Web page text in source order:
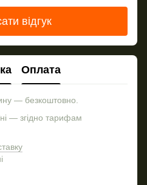
відгук
Оплата
— безкоштовно.
— згідно тарифам